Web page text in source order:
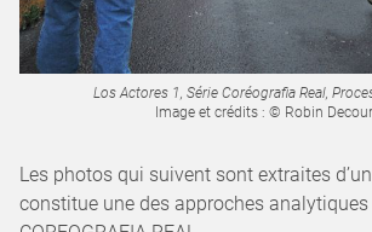
Los Actores 1, Série Coréografia Real,
Image et crédits : © Robin
Les photos qui suivent sont extraites
constitue une des approches